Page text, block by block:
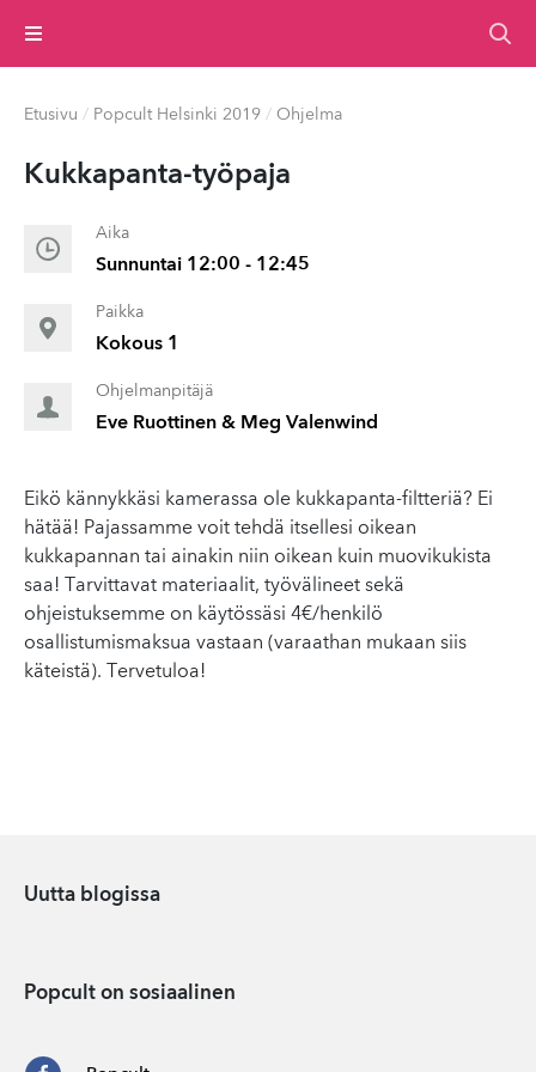
Valikko
Etusivu / Popcult Helsinki 2019 / Ohjelma
Kukkapanta-työpaja
Aika
Sunnuntai 12:00 - 12:45
Paikka
Kokous 1
Ohjelmanpitäjä
Eve Ruottinen & Meg Valenwind
Eikö kännykkäsi kamerassa ole kukkapanta-filtteriä? Ei
hätää! Pajassamme voit tehdä itsellesi oikean
kukkapannan tai ainakin niin oikean kuin muovikukista
saa! Tarvittavat materiaalit, työvälineet sekä
ohjeistuksemme on käytössäsi 4€/henkilö
osallistumismaksua vastaan (varaathan mukaan siis
käteistä). Tervetuloa!
Uutta blogissa
Popcult on sosiaalinen